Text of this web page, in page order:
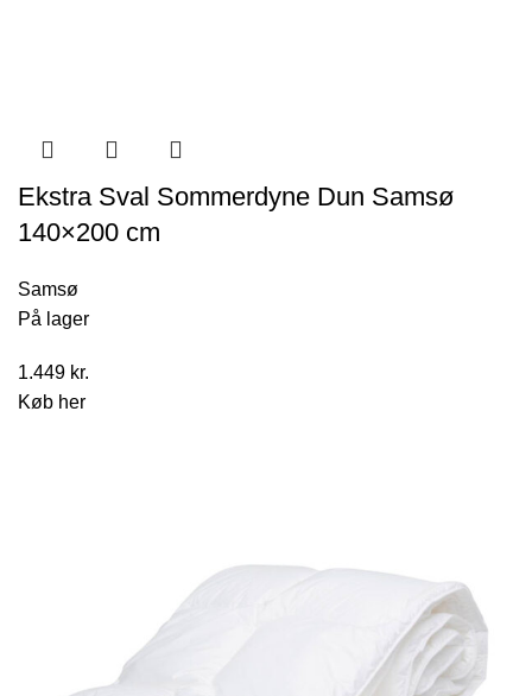
Ekstra Sval Sommerdyne Dun Samsø
140×200 cm
Samsø
På lager
1.449 kr.
Køb her